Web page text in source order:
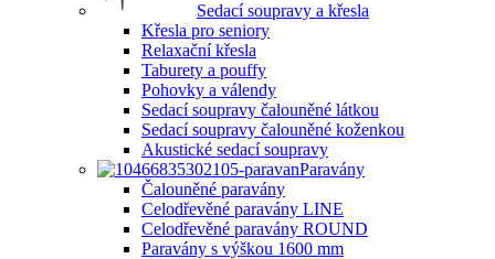
Sedací soupravy a křesla
Křesla pro seniory
Relaxační křesla
Taburety a pouffy
Pohovky a válendy
Sedací soupravy čalouněné látkou
Sedací soupravy čalouněné koženkou
Akustické sedací soupravy
Paravány
Čalouněné paravány
Celodřevěné paravány LINE
Celodřevěné paravány ROUND
Paravány s výškou 1600 mm